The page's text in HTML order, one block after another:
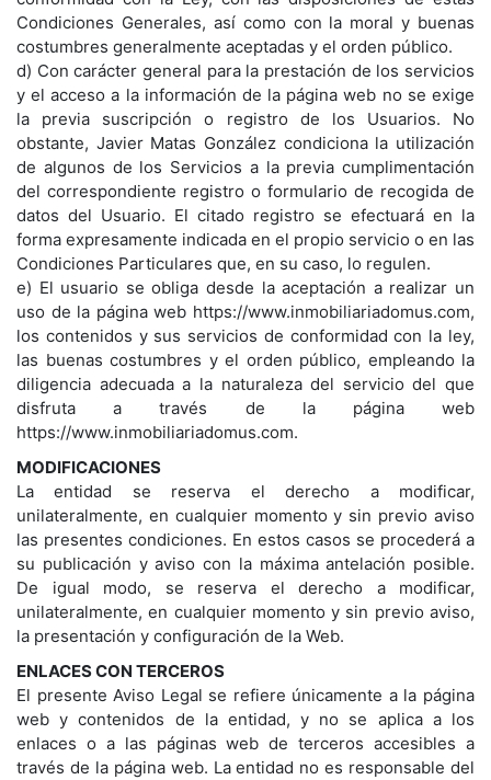
Condiciones Generales, así como con la moral y buenas
costumbres generalmente aceptadas y el orden público.
d) Con carácter general para la prestación de los servicios
y el acceso a la información de la página web no se exige
la previa suscripción o registro de los Usuarios. No
obstante, Javier Matas González condiciona la utilización
de algunos de los Servicios a la previa cumplimentación
del correspondiente registro o formulario de recogida de
datos del Usuario. El citado registro se efectuará en la
forma expresamente indicada en el propio servicio o en las
Condiciones Particulares que, en su caso, lo regulen.
e) El usuario se obliga desde la aceptación a realizar un
uso de la página web https://www.inmobiliariadomus.com,
los contenidos y sus servicios de conformidad con la ley,
las buenas costumbres y el orden público, empleando la
diligencia adecuada a la naturaleza del servicio del que
disfruta a través de la página web
https://www.inmobiliariadomus.com.
MODIFICACIONES
La entidad se reserva el derecho a modificar,
unilateralmente, en cualquier momento y sin previo aviso
las presentes condiciones. En estos casos se procederá a
su publicación y aviso con la máxima antelación posible.
De igual modo, se reserva el derecho a modificar,
unilateralmente, en cualquier momento y sin previo aviso,
la presentación y configuración de la Web.
ENLACES CON TERCEROS
El presente Aviso Legal se refiere únicamente a la página
web y contenidos de la entidad, y no se aplica a los
enlaces o a las páginas web de terceros accesibles a
través de la página web. La entidad no es responsable del